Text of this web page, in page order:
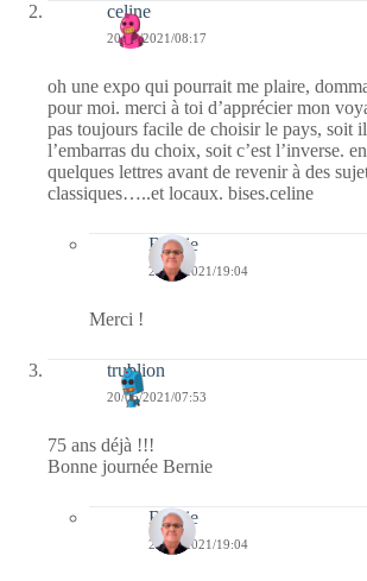
celine
20/05/2021/08:17
oh une expo qui pourrait me plaire,
pour moi. merci à toi d’apprécier mon
pas toujours facile de choisir le pays, soit
l’embarras du choix, soit c’est l’inverse.
quelques lettres avant de revenir à des
classiques…..et locaux. bises.celine
Bernie
20/05/2021/19:04
Merci !
trublion
20/05/2021/07:53
75 ans déjà !!!
Bonne journée Bernie
Bernie
20/05/2021/19:04